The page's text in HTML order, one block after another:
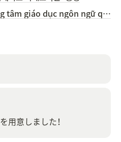
(VIET) Trung tâm giáo dục ngôn ngữ quốc tế Chungwoon- Honseong
用意しました！